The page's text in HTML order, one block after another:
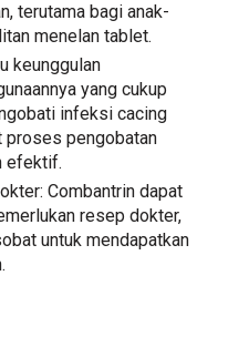
terutama bagi anak-
menelan tablet.
keunggulan
yang cukup
infeksi cacing
proses pengobatan
efektif.
Combantrin dapat
resep dokter,
untuk mendapatkan